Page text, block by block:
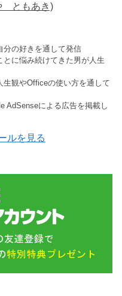
ともあき)
分の好きを通して発信
に悩み続けてきた男が人生
生観やOfficeの使い方を通して
AdSenseによる広告を掲載し
ルを見る